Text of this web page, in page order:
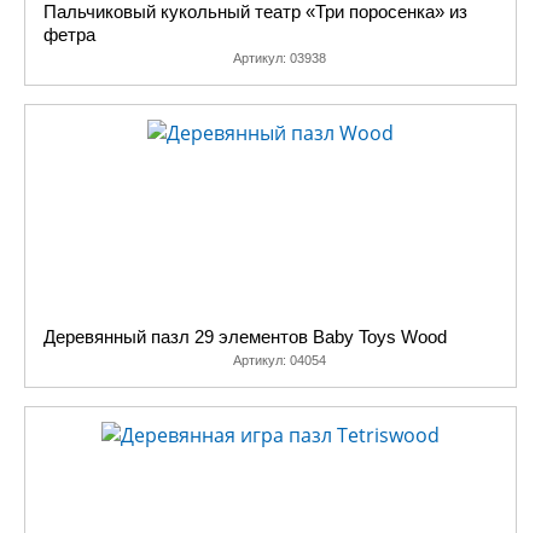
Пальчиковый кукольный театр «Три поросенка» из
фетра
Артикул: 03938
Деревянный пазл 29 элементов Baby Toys Wood
Артикул: 04054